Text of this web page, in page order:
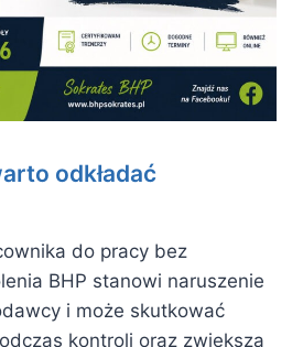
odkładać
do pracy bez
BHP stanowi naruszenie
i może skutkować
kontroli oraz zwiększa